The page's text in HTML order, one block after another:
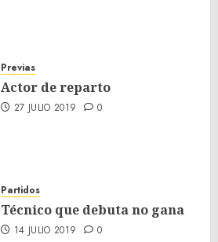
Previas
Actor de reparto
27 JULIO 2019 0
Partidos
Técnico que debuta no gana
14 JULIO 2019 0